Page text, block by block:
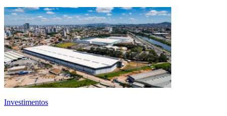
Investimentos